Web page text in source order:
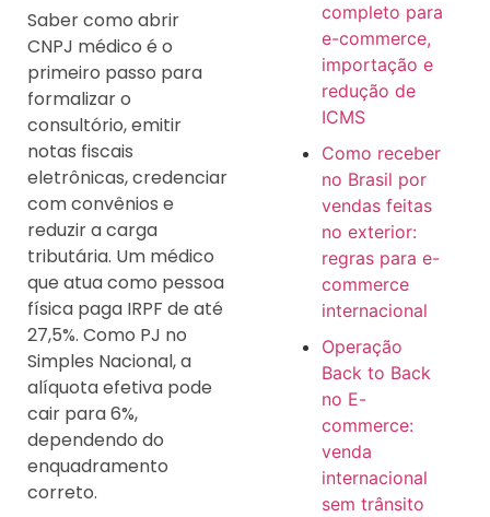
Saber como abrir
CNPJ médico é o
primeiro passo para
formalizar o
consultório, emitir
notas fiscais
eletrônicas, credenciar
com convênios e
reduzir a carga
tributária. Um médico
que atua como pessoa
física paga IRPF de até
27,5%. Como PJ no
Simples Nacional, a
alíquota efetiva pode
cair para 6%,
dependendo do
enquadramento
correto.
completo para
e-commerce,
importação e
redução de
ICMS
Como receber
no Brasil por
vendas feitas
no exterior:
regras para e-
commerce
internacional
Operação
Back to Back
no E-
commerce:
venda
internacional
sem trânsito